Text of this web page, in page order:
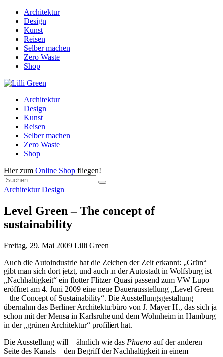
Architektur
Design
Kunst
Reisen
Selber machen
Zero Waste
Shop
Architektur
Design
Kunst
Reisen
Selber machen
Zero Waste
Shop
Hier zum Online Shop fliegen!
Architektur Design
Level Green – The concept of
sustainability
Freitag, 29. Mai 2009 Lilli Green
Auch die Autoindustrie hat die Zeichen der Zeit erkannt: „Grün“
gibt man sich dort jetzt, und auch in der Autostadt in Wolfsburg ist
„Nachhaltigkeit“ ein flotter Flitzer. Quasi passend zum VW Lupo
eröffnet am 4. Juni 2009 eine neue Dauerausstellung „Level Green
– the Concept of Sustainability“. Die Ausstellungsgestaltung
übernahm das Berliner Architekturbüro von J. Mayer H., das sich ja
schon mit der Mensa in Karlsruhe und dem Wohnheim in Hamburg
in der „grünen Architektur“ profiliert hat.
Die Ausstellung will – ähnlich wie das Phaeno auf der anderen
Seite des Kanals – den Begriff der Nachhaltigkeit in einem